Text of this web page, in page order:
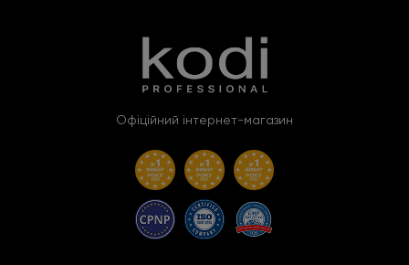
Офіційний інтернет-магазин